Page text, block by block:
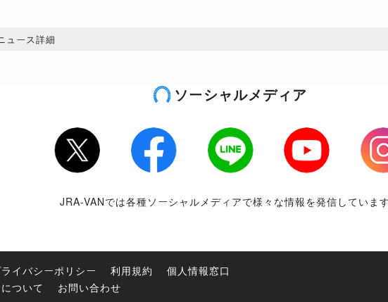
ュース詳細
ソーシャルメディア
Twitter Facebook LINE Youtube
JRA-VANでは各種ソーシャルメディアで様々な情報を発信していま
イバシーポリシー 利用規約
個人情報窓口
ついて お問い合わせ